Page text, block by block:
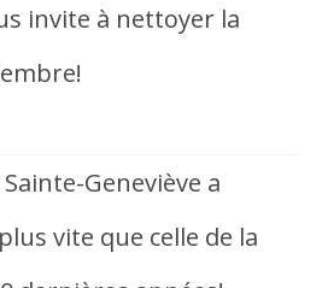
invite à nettoyer la
Geneviève a
vite que celle de la